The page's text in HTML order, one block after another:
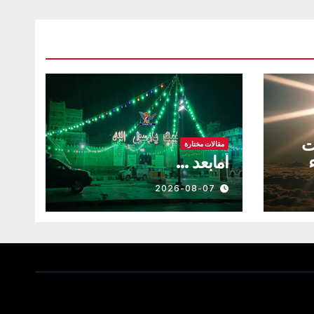
مقالات مختارة
أمابعد …
2026-08-07